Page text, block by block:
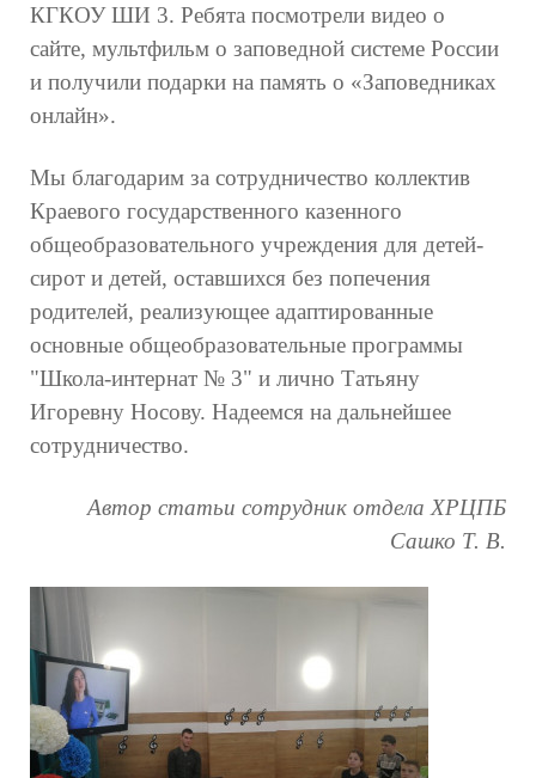
КГКОУ ШИ 3. Ребята посмотрели видео о
сайте, мультфильм о заповедной системе России
и получили подарки на память о «Заповедниках
онлайн».
Мы благодарим за сотрудничество коллектив
Краевого государственного казенного
общеобразовательного учреждения для детей-
сирот и детей, оставшихся без попечения
родителей, реализующее адаптированные
основные общеобразовательные программы
"Школа-интернат № 3" и лично Татьяну
Игоревну Носову. Надеемся на дальнейшее
сотрудничество.
Автор статьи сотрудник отдела ХРЦПБ
Сашко Т. В.